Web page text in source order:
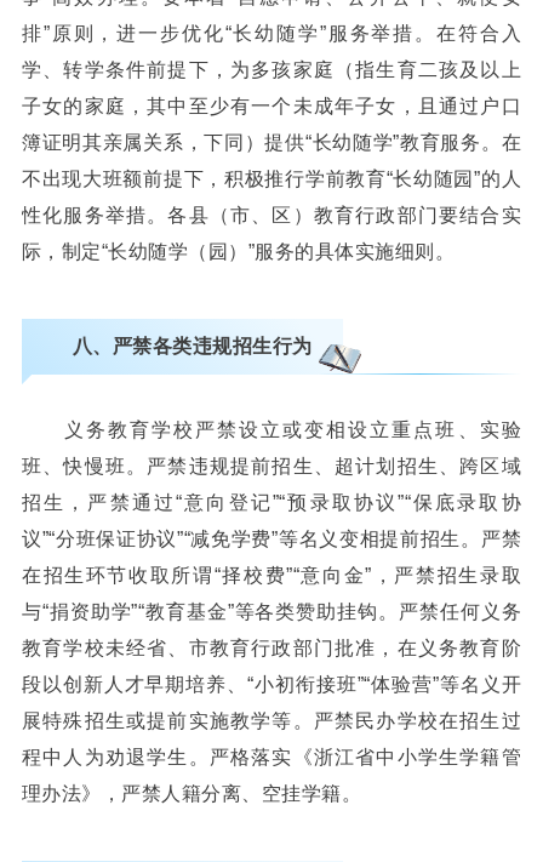
排”原则，进一步优化“长幼随学”服务举措。在符合入
学、转学条件前提下，为多孩家庭（指生育二孩及以上
子女的家庭，其中至少有一个未成年子女，且通过户口
簿证明其亲属关系，下同）提供“长幼随学”教育服务。在
不出现大班额前提下，积极推行学前教育“长幼随园”的人
性化服务举措。各县（市、区）教育行政部门要结合实
际，制定“长幼随学（园）”服务的具体实施细则。
八、严禁各类违规招生行为
义务教育学校严禁设立或变相设立重点班、实验
班、快慢班。严禁违规提前招生、超计划招生、跨区域
招生，严禁通过“意向登记”“预录取协议”“保底录取协
议”“分班保证协议”“减免学费”等名义变相提前招生。严禁
在招生环节收取所谓“择校费”“意向金”，严禁招生录取
与“捐资助学”“教育基金”等各类赞助挂钩。严禁任何义务
教育学校未经省、市教育行政部门批准，在义务教育阶
段以创新人才早期培养、“小初衔接班”“体验营”等名义开
展特殊招生或提前实施教学等。严禁民办学校在招生过
程中人为劝退学生。严格落实《浙江省中小学生学籍管
理办法》，严禁人籍分离、空挂学籍。